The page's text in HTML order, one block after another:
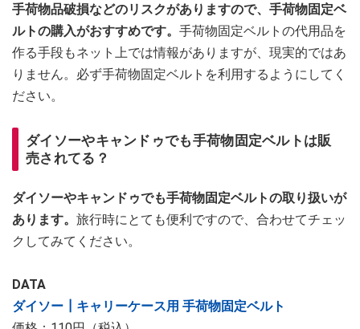
手荷物品破損などのリスクがありますので、手荷物固定ベ
ルトの購入がおすすめです。 手荷物固定ベルトの代用品を
作る手段もネット上では情報がありますが、現実的ではあ
りません。必ず手荷物固定ベルトを利用するようにしてく
ださい。
ダイソーやキャンドゥでも手荷物固定ベルトは販
売されてる？
ダイソーやキャンドゥでも手荷物固定ベルトの取り扱いが
あります。 旅行時にとても便利ですので、合わせてチェッ
クしてみてください。
DATA
ダイソー┃キャリーケース用 手荷物固定ベルト